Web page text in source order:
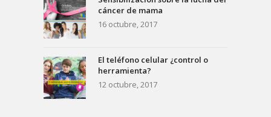
cáncer de mama
16 octubre, 2017
El teléfono celular ¿control o
herramienta?
12 octubre, 2017